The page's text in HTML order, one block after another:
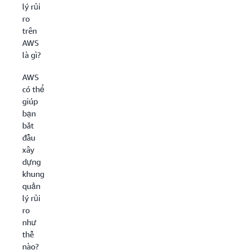
lý rủi
ro
trên
AWS
là gì?
AWS
có thể
giúp
bạn
bắt
đầu
xây
dựng
khung
quản
lý rủi
ro
như
thế
nào?